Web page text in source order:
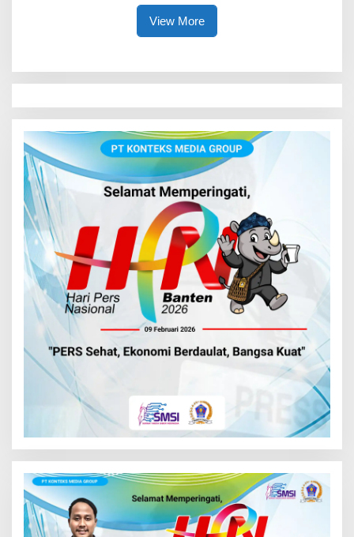
View More